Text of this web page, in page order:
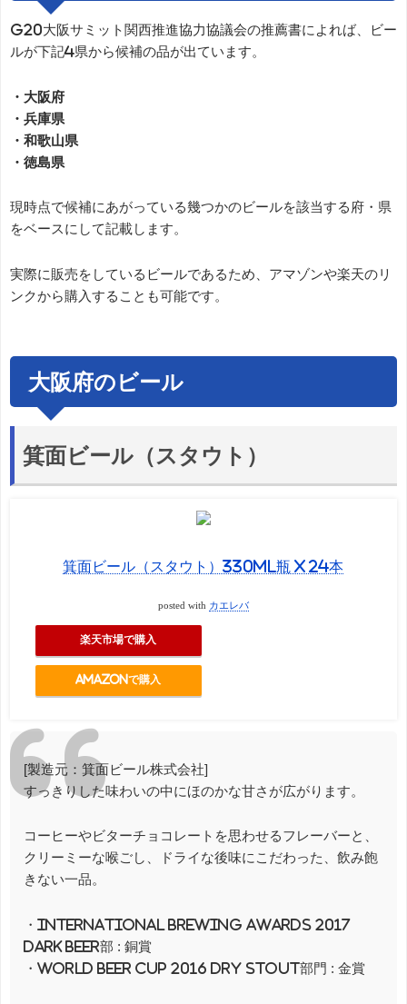
G20大阪サミット関西推進協力協議会の推薦書によれば、ビー
ルが下記4県から候補の品が出ています。
・大阪府
・兵庫県
・和歌山県
・徳島県
現時点で候補にあがっている幾つかのビールを該当する府・県
をベースにして記載します。
実際に販売をしているビールであるため、アマゾンや楽天のリ
ンクから購入することも可能です。
大阪府のビール
箕面ビール（スタウト）
箕面ビール（スタウト）330ml瓶 X 24本
posted with カエレバ
楽天市場で購入
Amazonで購入
[製造元：箕面ビール株式会社]
すっきりした味わいの中にほのかな甘さが広がります。
コーヒーやビターチョコレートを思わせるフレーバーと、
クリーミーな喉ごし、ドライな後味にこだわった、飲み飽
きない一品。
・International Brewing Awards 2017
Dark Beer部 : 銅賞
・World Beer Cup 2016 Dry Stout部門 : 金賞